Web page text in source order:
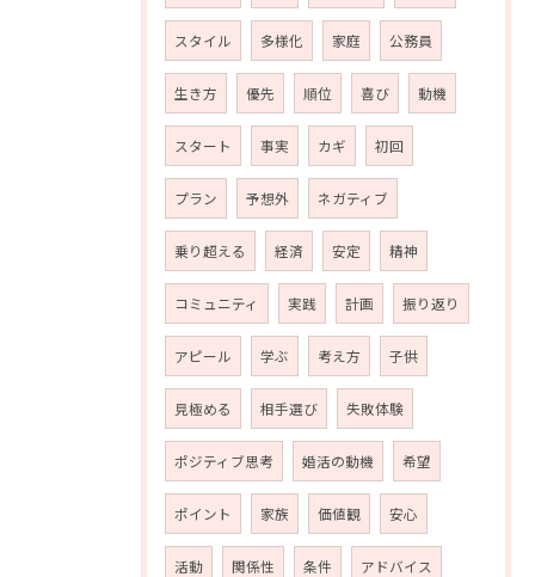
スタイル 多様化 家庭 公務員
生き方 優先 順位 喜び 動機
スタート 事実 カギ 初回
プラン 予想外 ネガティブ
乗り超える 経済 安定 精神
コミュニティ 実践 計画 振り返り
アピール 学ぶ 考え方 子供
見極める 相手選び 失敗体験
ポジティブ思考 婚活の動機 希望
ポイント 家族 価値観 安心
活動 関係性 条件 アドバイス